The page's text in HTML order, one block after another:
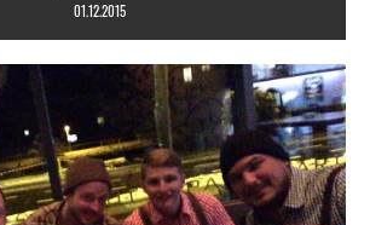
01.12.2015